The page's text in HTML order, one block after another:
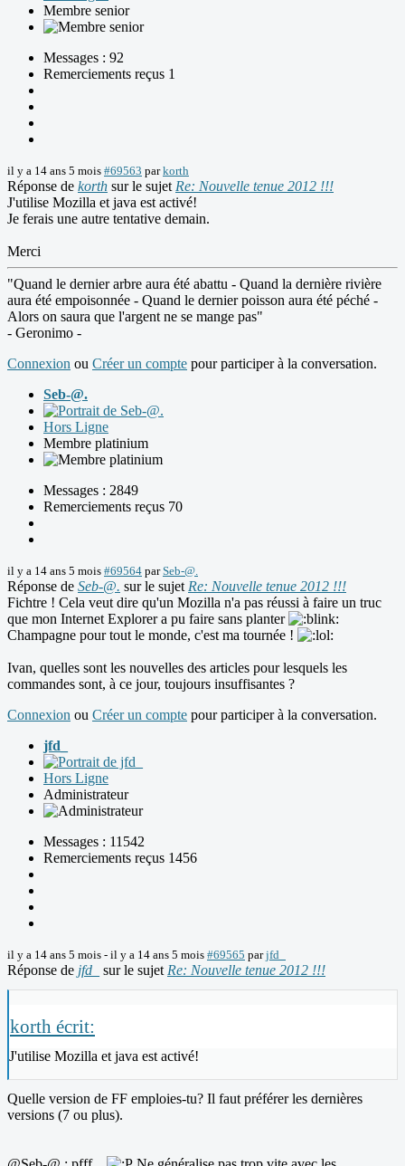
Membre senior
Messages : 92
Remerciements reçus 1
il y a 14 ans 5 mois #69563 parkorth
Réponse de korth sur le sujet Re: Nouvelle tenue 2012 !!!
J'utilise Mozilla et java est activé!
Je ferais une autre tentative demain.
Merci
"Quand le dernier arbre aura été abattu - Quand la dernière rivière
aura été empoisonnée - Quand le dernier poisson aura été péché -
Alors on saura que l'argent ne se mange pas"
- Geronimo -
Connexion ou Créer un compte pour participer à la conversation.
Seb-@.
Hors Ligne
Membre platinium
Messages : 2849
Remerciements reçus 70
il y a 14 ans 5 mois #69564 parSeb-@.
Réponse de Seb-@. sur le sujet Re: Nouvelle tenue 2012 !!!
Fichtre ! Cela veut dire qu'un Mozilla n'a pas réussi à faire un truc
que mon Internet Explorer a pu faire sans planter
Champagne pour tout le monde, c'est ma tournée !
Ivan, quelles sont les nouvelles des articles pour lesquels les
commandes sont, à ce jour, toujours insuffisantes ?
Connexion ou Créer un compte pour participer à la conversation.
jfd_
Hors Ligne
Administrateur
Messages : 11542
Remerciements reçus 1456
il y a 14 ans 5 mois - il y a 14 ans 5 mois #69565 parjfd_
Réponse de jfd_ sur le sujet Re: Nouvelle tenue 2012 !!!
korth écrit:
J'utilise Mozilla et java est activé!
Quelle version de FF emploies-tu? Il faut préférer les dernières
versions (7 ou plus).